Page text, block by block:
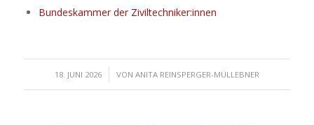
Bundeskammer der Ziviltechniker:innen
18. JUNI 2026
/ VON ANITA REINSPERGER-MÜLLEBNER